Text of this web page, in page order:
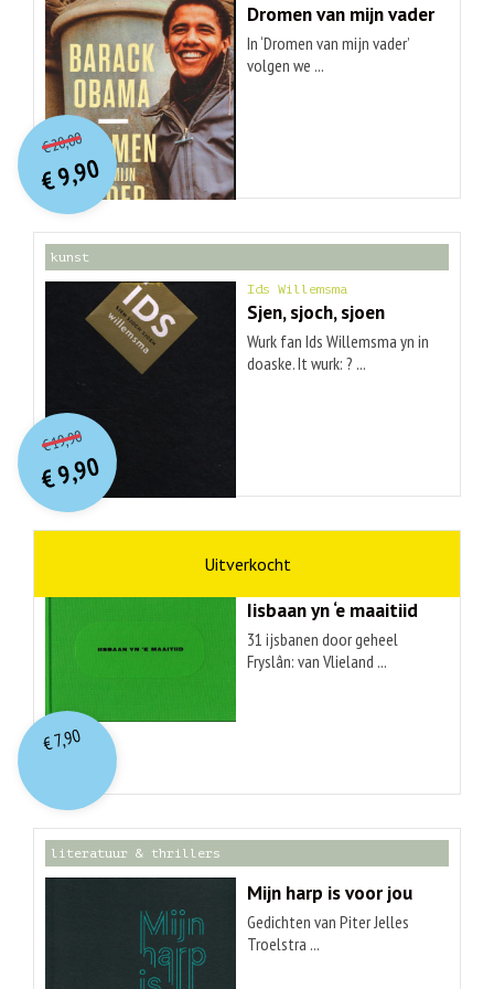
Dromen van mijn vader
In ‘Dromen van mijn vader’
volgen we ...
€20,00O
orspr
onkelijke
prijs
was:
€ 20,00.
€9,90
Huidige
prijs
is:
€ 9,90.
kunst
Ids Willemsma
Sjen, sjoch, sjoen
Wurk fan Ids Willemsma yn in
doaske. It wurk: ? ...
€19,90O
orspr
onkelijke
prijs
was:
€ 19,90.
€9,90
Huidige
prijs
is:
€ 9,90.
Iisbaan yn ‘e maaitiid
31 ijsbanen door geheel
Fryslân: van Vlieland ...
€7,90
literatuur & thrillers
Mijn harp is voor jou
Gedichten van Piter Jelles
Troelstra ...